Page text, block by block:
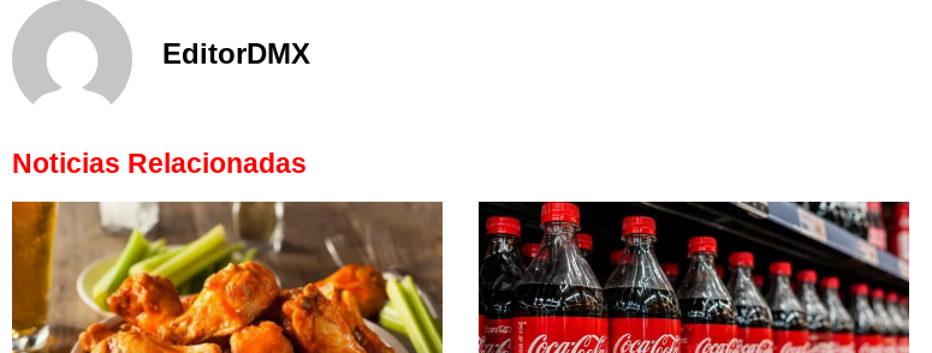
EditorDMX
Noticias Relacionadas